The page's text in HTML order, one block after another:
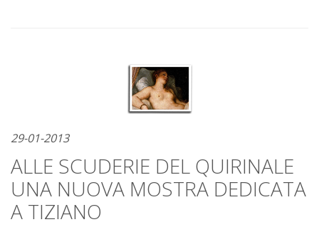
29-01-2013
ALLE SCUDERIE DEL QUIRINALE
UNA NUOVA MOSTRA DEDICATA
A TIZIANO